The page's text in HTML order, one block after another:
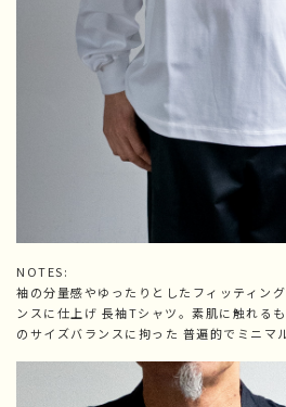
NOTES:
袖の分量感やゆったりとしたフィッティン
ンスに仕上げ ⻑袖Tシャツ。素肌に触れる
のサイズバランスに拘った 普遍的でミニマ